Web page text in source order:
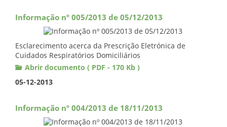
Informação nº 005/2013 de 05/12/2013
Esclarecimento acerca da Prescrição Eletrónica de
Cuidados Respiratórios Domiciliários
Abrir documento ( PDF - 170 Kb )
05-12-2013
Informação nº 004/2013 de 18/11/2013